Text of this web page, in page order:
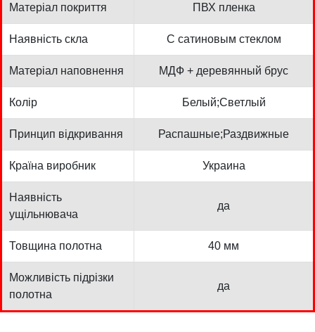
Матеріал покриття ПВХ пленка
Наявність скла С сатиновым стеклом
Матеріал наповнення МДФ + деревянный брус
Колір Белый;Светлый
Принцип відкривання Распашные;Раздвижные
Країна виробник Украина
Наявність
ущільнювача
да
Товщина полотна 40 мм
Можливість підрізки
полотна
да